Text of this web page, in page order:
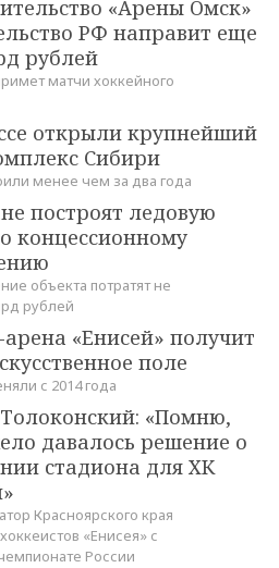
«Арены Омск»
РФ направит еще
рублей
матчи хоккейного
открыли крупнейший
Сибири
менее чем за два года
построят ледовую
концессионному
объекта потратят не
рублей
«Енисей» получит
поле
с 2014 года
«Помню,
давалось решение о
стадиона для ХК
Красноярского края
«Енисея» с
России